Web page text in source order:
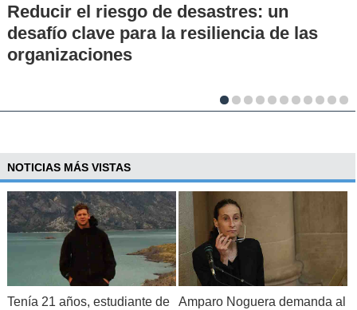
Los 70 años de la Carrera de Química de
la UC: Conoce su historia, hitos y aporte
al desarrollo científico del país
NOTICIAS MÁS VISTAS
Tenía 21 años, estudiante de
Amparo Noguera demanda al